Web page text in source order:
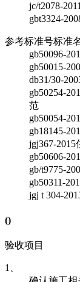
jc/t2078-2011
gbt3324-
参考标准号标准
gb50096-
gb50015-
db31/30-
gb50254-
范
gb50054-
gb18145-
jgj367-2015
gb50606-
gb/t9775-
gb50311-
jgj t 304-
()
验收项目
1、